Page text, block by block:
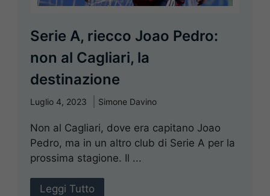
Serie A, riecco Joao Pedro:
non al Cagliari, la
destinazione
Luglio 4, 2023 Simone Davino
Non al Cagliari, dove era capitano Joao
Pedro, ma in un altro club di Serie A per la
prossima stagione. Il ...
Leggi Tutto